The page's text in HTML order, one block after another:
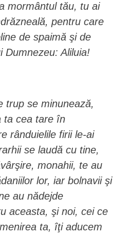
mormântul tău, tu ai
pentru care
de spaimă şi de
Dumnezeu: Aliluia!
trup se minunează,
ta cea tare în
rânduielile firii le-ai
se laudă cu tine,
monahii, te au
lor, iar bolnavii şi
au nădejde
aceasta, şi noi, cei ce
ta, îţi aducem